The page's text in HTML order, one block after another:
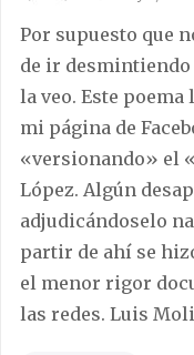
Por supuesto que
de ir desmintiendo
la veo. Este
mi página de
«versionando» el
López. Algún
adjudicándoselo
partir de ahí se
el menor rigor
las redes. Luis